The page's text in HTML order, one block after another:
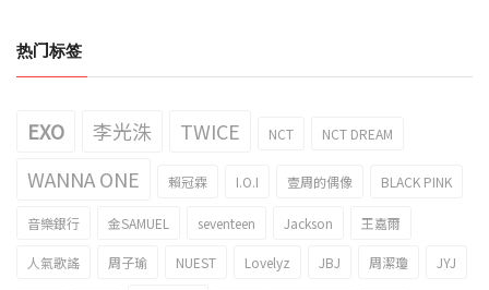
热门标签
EXO 李光洙 TWICE NCT NCT DREAM
WANNA ONE 賴冠霖 I.O.I 壹周的偶像 BLACK PINK
音樂銀行 金SAMUEL seventeen Jackson 王嘉爾
人氣歌謠 周子瑜 NUEST Lovelyz JBJ 周潔瓊 JYJ